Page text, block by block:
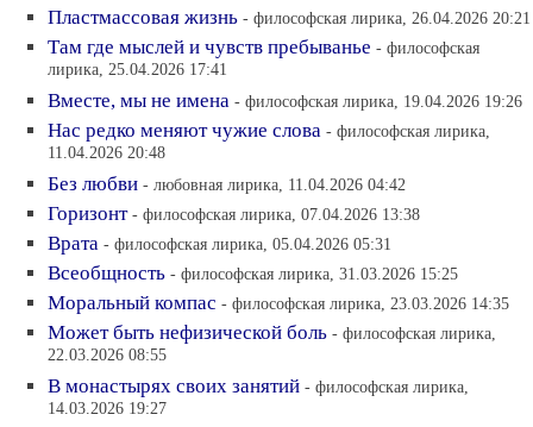
Пластмассовая жизнь - философская лирика, 26.04.2026 20:21
Там где мыслей и чувств пребыванье - философская
лирика, 25.04.2026 17:41
Вместе, мы не имена - философская лирика, 19.04.2026 19:26
Нас редко меняют чужие слова - философская лирика,
11.04.2026 20:48
Без любви - любовная лирика, 11.04.2026 04:42
Горизонт - философская лирика, 07.04.2026 13:38
Врата - философская лирика, 05.04.2026 05:31
Всеобщность - философская лирика, 31.03.2026 15:25
Моральный компас - философская лирика, 23.03.2026 14:35
Может быть нефизической боль - философская лирика,
22.03.2026 08:55
В монастырях своих занятий - философская лирика,
14.03.2026 19:27